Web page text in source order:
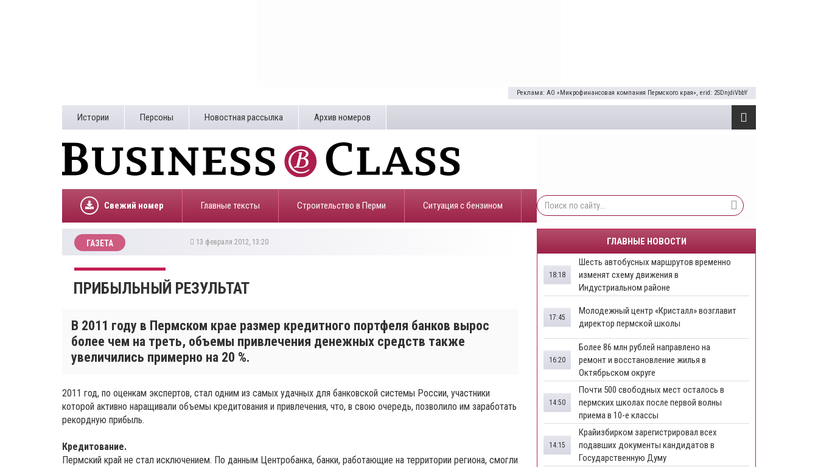
Реклама: АО «Микрофинансовая компания Пермского края», erid: 2SDnjdiVbbY
Истории Персоны Новостная рассылка Архив номеров
Свежий номер Главные тексты Строительство в Перми ​Ситуация с бензином
ГАЗЕТА 13 февраля 2012, 13:20
ПРИБЫЛЬНЫЙ РЕЗУЛЬТАТ
В 2011 году в Пермском крае размер кредитного портфеля банков вырос
более чем на треть, объемы привлечения денежных средств также
увеличились примерно на 20 %.
2011 год, по оценкам экспертов, стал одним из самых удачных для банковской системы России, участники
которой активно наращивали объемы кредитования и привлечения, что, в свою очередь, позволило им заработать
рекордную прибыль.
Кредитование.
Пермский край не стал исключением. По данным Центробанка, банки, работающие на территории региона, смогли
ГЛАВНЫЕ НОВОСТИ
Шесть автобусных маршрутов временно
изменят схему движения в
Индустриальном районе
18:18
Молодежный центр «Кристалл» возглавит
директор пермской школы
17:45
Более 86 млн рублей направлено на
ремонт и восстановление жилья в
Октябрьском округе
16:20
Почти 500 свободных мест осталось в
пермских школах после первой волны
приема в 10-е классы
14:50
Крайизбирком зарегистрировал всех
подавших документы кандидатов в
Государственную Думу
14:15